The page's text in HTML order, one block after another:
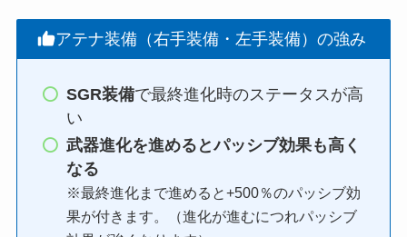
アテナ装備（右手装備・左手装備）の強み
SGR装備で最終進化時のステータスが高
い
武器進化を進めるとパッシブ効果も高く
なる
※最終進化まで進めると+500％のパッシブ効
果が付きます。（進化が進むにつれパッシブ